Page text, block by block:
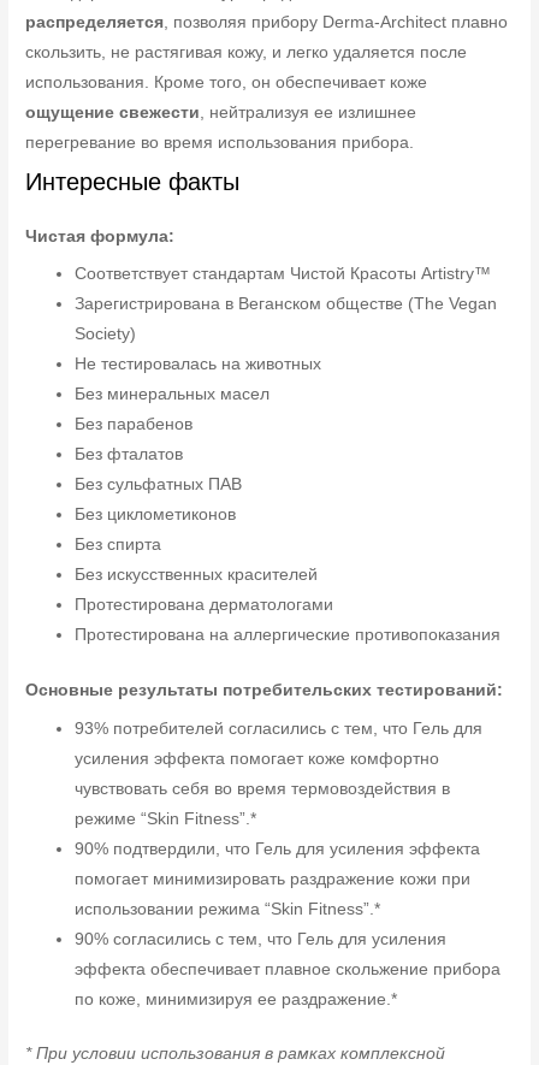
распределяется , позволяя прибору Derma-Architect плавно
скользить, не растягивая кожу, и легко удаляется после
использования. Кроме того, он обеспечивает коже
ощущение свежести , нейтрализуя ее излишнее
перегревание во время использования прибора.
Интересные факты
Чистая формула:
Соответствует стандартам Чистой Красоты Artistry™
Зарегистрирована в Веганском обществе (The Vegan
Society)
Не тестировалась на животных
Без минеральных масел
Без парабенов
Без фталатов
Без сульфатных ПАВ
Без циклометиконов
Без спирта
Без искусственных красителей
Протестирована дерматологами
Протестирована на аллергические противопоказания
Основные результаты потребительских тестирований:
93% потребителей согласились с тем, что Гель для
усиления эффекта помогает коже комфортно
чувствовать себя во время термовоздействия в
режиме “Skin Fitness”.*
90% подтвердили, что Гель для усиления эффекта
помогает минимизировать раздражение кожи при
использовании режима “Skin Fitness”.*
90% согласились с тем, что Гель для усиления
эффекта обеспечивает плавное скольжение прибора
по коже, минимизируя ее раздражение.*
* При условии использования в рамках комплексной